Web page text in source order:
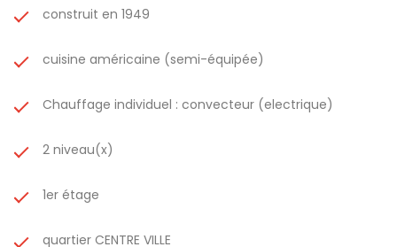
construit en 1949
cuisine américaine (semi-équipée)
Chauffage individuel : convecteur (electrique)
2 niveau(x)
1er étage
quartier CENTRE VILLE